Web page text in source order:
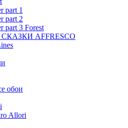
part 1
part 2
part 3 Forest
СКАЗКИ AFFRESCO
обои
Allori